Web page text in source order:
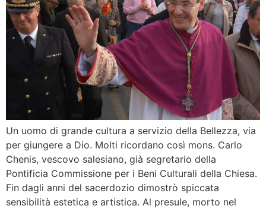
Un uomo di grande cultura a servizio della Bellezza, via
per giungere a Dio. Molti ricordano così mons. Carlo
Chenis, vescovo salesiano, già segretario della
Pontificia Commissione per i Beni Culturali della Chiesa.
Fin dagli anni del sacerdozio dimostrò spiccata
sensibilità estetica e artistica. Al presule, morto nel